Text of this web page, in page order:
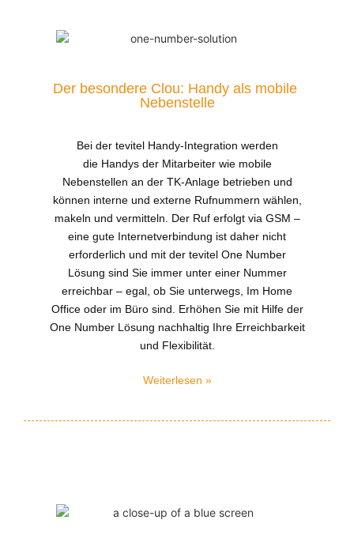
Der besondere Clou: Handy als mobile
Nebenstelle
Bei der tevitel Handy-Integration werden
die Handys der Mitarbeiter wie mobile
Nebenstellen an der TK-Anlage betrieben und
können interne und externe Rufnummern wählen,
makeln und vermitteln. Der Ruf erfolgt via GSM –
eine gute Internetverbindung ist daher nicht
erforderlich und mit der tevitel One Number
Lösung sind Sie immer unter einer Nummer
erreichbar – egal, ob Sie unterwegs, Im Home
Office oder im Büro sind. Erhöhen Sie mit Hilfe der
One Number Lösung nachhaltig Ihre Erreichbarkeit
und Flexibilität.
Weiterlesen »